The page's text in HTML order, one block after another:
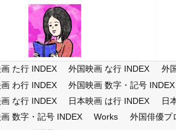
た行 INDEX 外国映画 な行 INDEX
外
わ行 INDEX 外国映画 数字・記号 INDEX
な行 INDEX 日本映画 は行 INDEX
日
画 数字・記号 INDEX Works
外国俳優プ